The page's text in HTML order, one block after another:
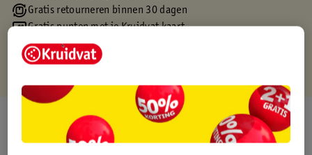
Gratis retourneren binnen 30 dagen
Gratis punten met je Kruidvat kaart
Over dit product